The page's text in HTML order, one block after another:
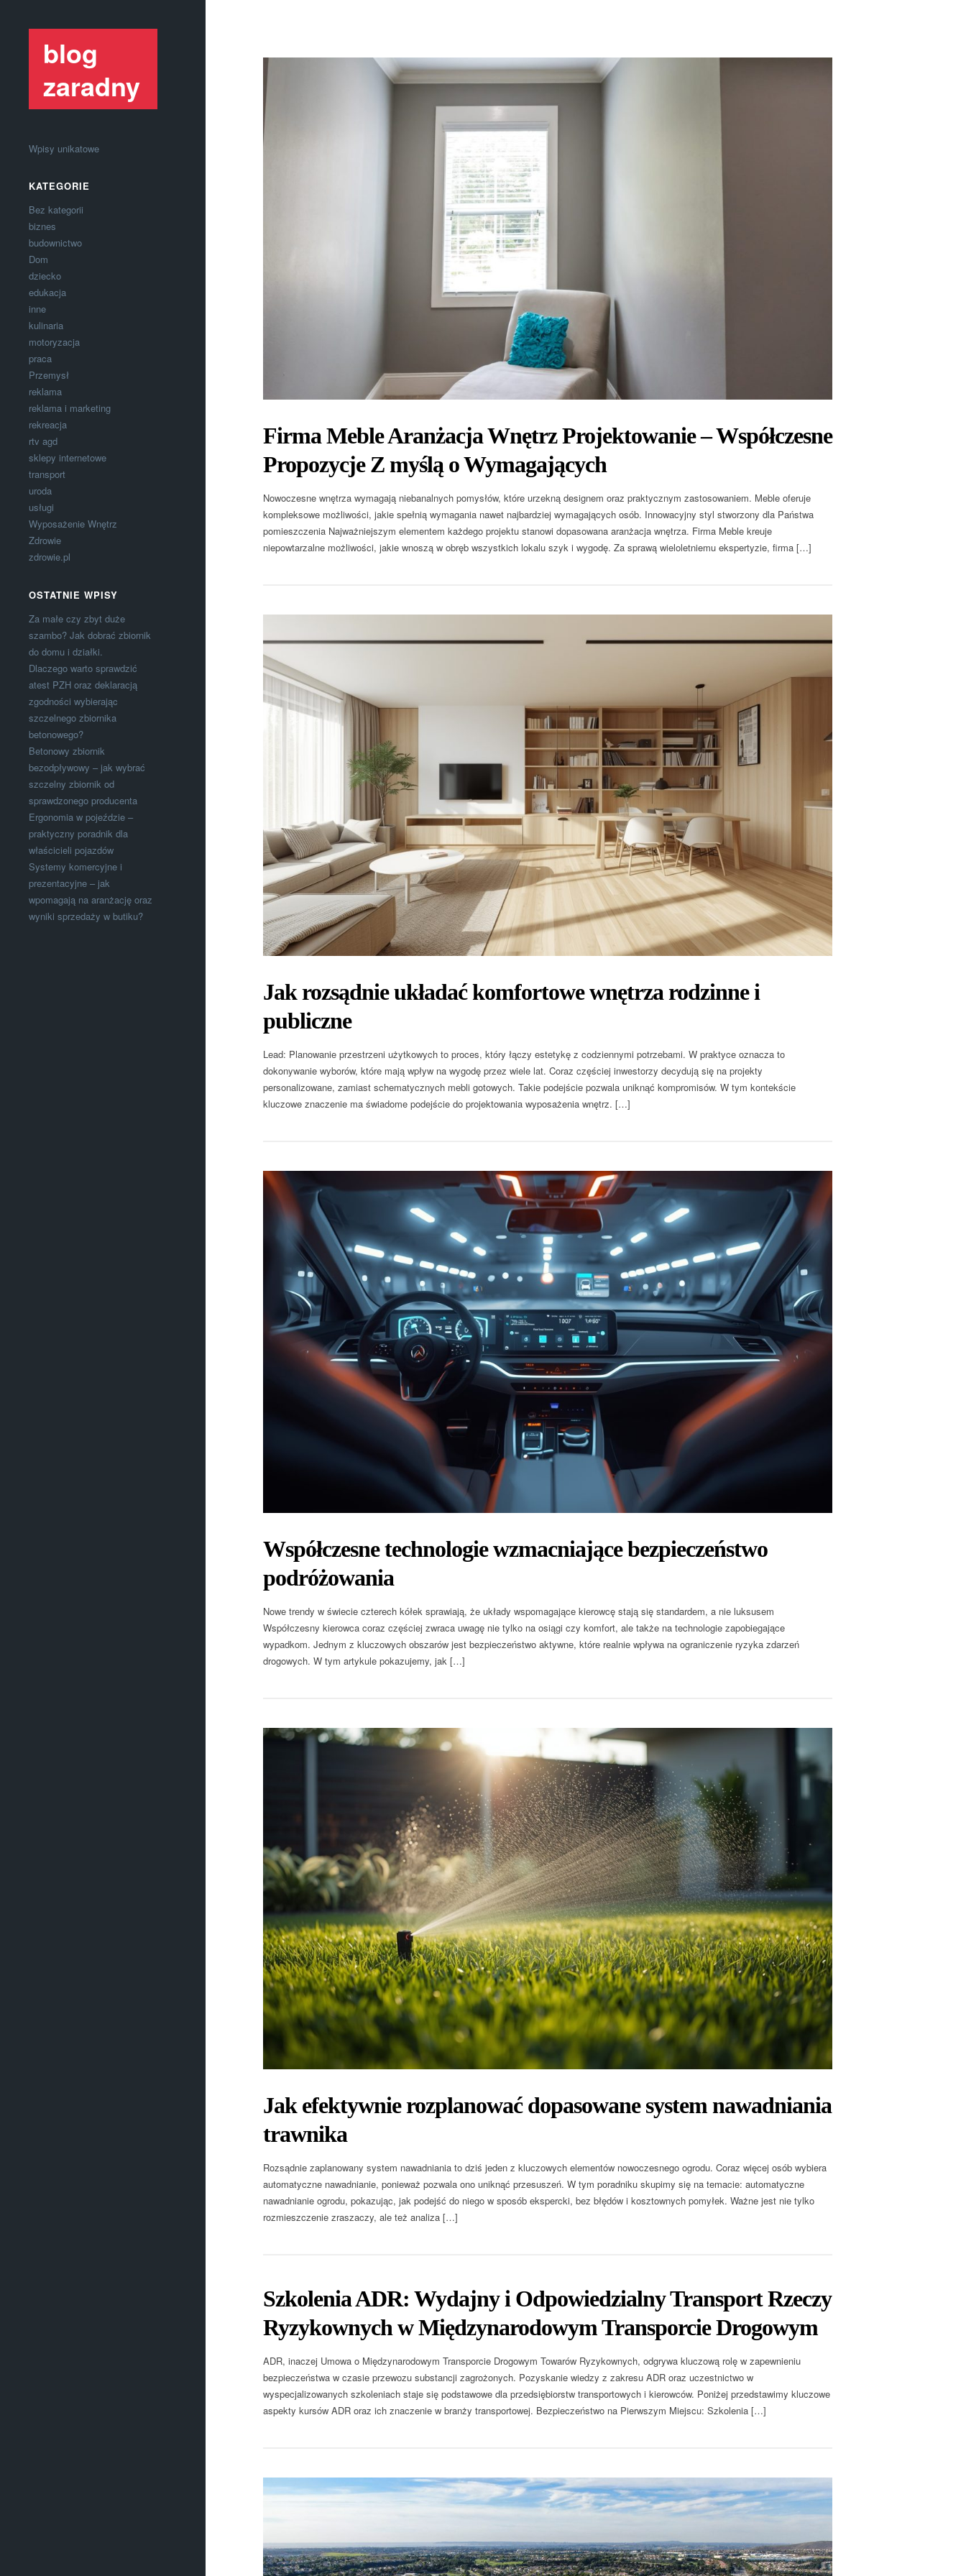
blog
zaradny
Wpisy unikatowe
KATEGORIE
Bez kategorii
biznes
budownictwo
Dom
dziecko
edukacja
inne
kulinaria
motoryzacja
praca
Przemysł
reklama
reklama i marketing
rekreacja
rtv agd
sklepy internetowe
transport
uroda
usługi
Wyposażenie Wnętrz
Zdrowie
zdrowie.pl
OSTATNIE WPISY
Za małe czy zbyt duże
szambo? Jak dobrać zbiornik
do domu i działki.
Dlaczego warto sprawdzić
atest PZH oraz deklaracją
zgodności wybierając
szczelnego zbiornika
betonowego?
Betonowy zbiornik
bezodpływowy – jak wybrać
szczelny zbiornik od
sprawdzonego producenta
Ergonomia w pojeździe –
praktyczny poradnik dla
właścicieli pojazdów
Systemy komercyjne i
prezentacyjne – jak
wpomagają na aranżację oraz
wyniki sprzedaży w butiku?
Firma Meble Aranżacja Wnętrz Projektowanie – Współczesne
Propozycje Z myślą o Wymagających
Nowoczesne wnętrza wymagają niebanalnych pomysłów, które urzekną designem oraz praktycznym zastosowaniem. Meble oferuje
kompleksowe możliwości, jakie spełnią wymagania nawet najbardziej wymagających osób. Innowacyjny styl stworzony dla Państwa
pomieszczenia Najważniejszym elementem każdego projektu stanowi dopasowana aranżacja wnętrza. Firma Meble kreuje
niepowtarzalne możliwości, jakie wnoszą w obręb wszystkich lokalu szyk i wygodę. Za sprawą wieloletniemu ekspertyzie, firma […]
Jak rozsądnie układać komfortowe wnętrza rodzinne i
publiczne
Lead: Planowanie przestrzeni użytkowych to proces, który łączy estetykę z codziennymi potrzebami. W praktyce oznacza to
dokonywanie wyborów, które mają wpływ na wygodę przez wiele lat. Coraz częściej inwestorzy decydują się na projekty
personalizowane, zamiast schematycznych mebli gotowych. Takie podejście pozwala uniknąć kompromisów. W tym kontekście
kluczowe znaczenie ma świadome podejście do projektowania wyposażenia wnętrz. […]
Współczesne technologie wzmacniające bezpieczeństwo
podróżowania
Nowe trendy w świecie czterech kółek sprawiają, że układy wspomagające kierowcę stają się standardem, a nie luksusem
Współczesny kierowca coraz częściej zwraca uwagę nie tylko na osiągi czy komfort, ale także na technologie zapobiegające
wypadkom. Jednym z kluczowych obszarów jest bezpieczeństwo aktywne, które realnie wpływa na ograniczenie ryzyka zdarzeń
drogowych. W tym artykule pokazujemy, jak […]
Jak efektywnie rozplanować dopasowane system nawadniania
trawnika
Rozsądnie zaplanowany system nawadniania to dziś jeden z kluczowych elementów nowoczesnego ogrodu. Coraz więcej osób wybiera
automatyczne nawadnianie, ponieważ pozwala ono uniknąć przesuszeń. W tym poradniku skupimy się na temacie: automatyczne
nawadnianie ogrodu, pokazując, jak podejść do niego w sposób ekspercki, bez błędów i kosztownych pomyłek. Ważne jest nie tylko
rozmieszczenie zraszaczy, ale też analiza […]
Szkolenia ADR: Wydajny i Odpowiedzialny Transport Rzeczy
Ryzykownych w Międzynarodowym Transporcie Drogowym
ADR, inaczej Umowa o Międzynarodowym Transporcie Drogowym Towarów Ryzykownych, odgrywa kluczową rolę w zapewnieniu
bezpieczeństwa w czasie przewozu substancji zagrożonych. Pozyskanie wiedzy z zakresu ADR oraz uczestnictwo w
wyspecjalizowanych szkoleniach staje się podstawowe dla przedsiębiorstw transportowych i kierowców. Poniżej przedstawimy kluczowe
aspekty kursów ADR oraz ich znaczenie w branży transportowej. Bezpieczeństwo na Pierwszym Miejscu: Szkolenia […]